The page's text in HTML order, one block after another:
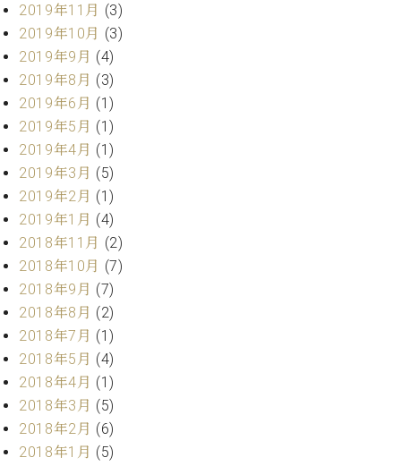
カ
ス
タ
マ
ー
サ
ー
ビ
ス
(
調
律
)
ア
フ
タ
ー
サ
ー
ス
(調
律)
2019年11月 (3)
2019年10月 (3)
2019年9月 (4)
2019年8月 (3)
2019年6月 (1)
2019年5月 (1)
2019年4月 (1)
2019年3月 (5)
2019年2月 (1)
2019年1月 (4)
2018年11月 (2)
2018年10月 (7)
2018年9月 (7)
2018年8月 (2)
2018年7月 (1)
2018年5月 (4)
2018年4月 (1)
2018年3月 (5)
2018年2月 (6)
2018年1月 (5)